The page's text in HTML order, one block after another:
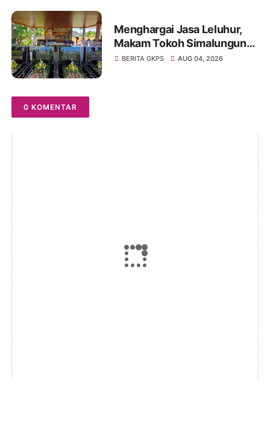
Menghargai Jasa Leluhur,
Makam Tokoh Simalungun
dr. Djasamen Saragih Resmi
BERITA GKPS AUG 04, 2026
0 KOMENTAR